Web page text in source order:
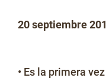
20 septiembre
• Es la primera